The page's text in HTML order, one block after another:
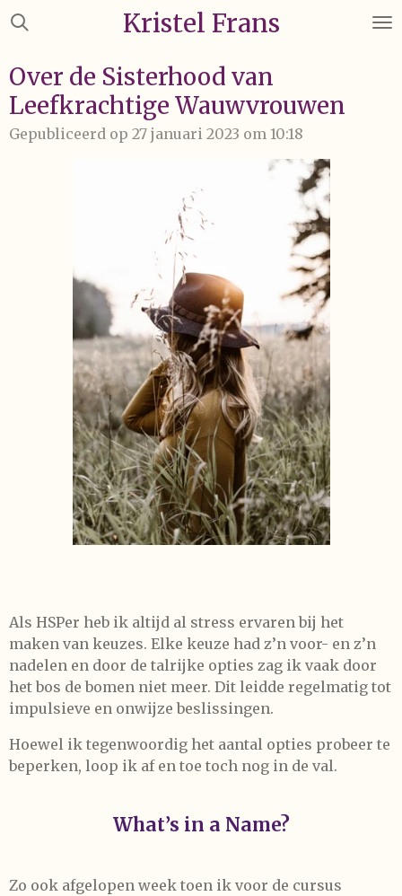
Ga
de
hoofdinhoud
Kristel Frans
Over de Sisterhood van
Leefkrachtige Wauwvrouwen
Gepubliceerd op 27 januari 2023 om 10:18
Als HSPer heb ik altijd al stress ervaren bij het
maken van keuzes. Elke keuze had z’n voor- en z’n
nadelen en door de talrijke opties zag ik vaak door
het bos de bomen niet meer. Dit leidde regelmatig tot
impulsieve en onwijze beslissingen.
Hoewel ik tegenwoordig het aantal opties probeer te
beperken, loop ik af en toe toch nog in de val.
What’s in a Name?
Zo ook afgelopen week toen ik voor de cursus